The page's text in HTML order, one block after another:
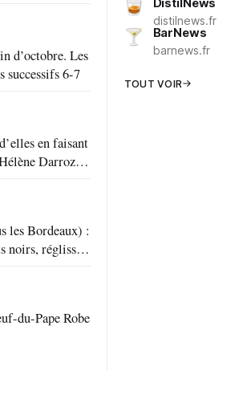
d’octobre. Les
successifs 6-7
en faisant
les Bordeaux) :
distilnews.fr
BarNews
barnews.fr
TOUT VOIR